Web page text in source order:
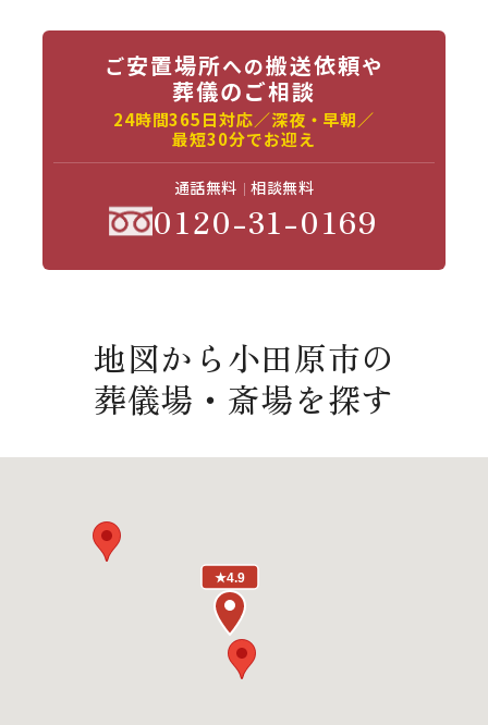
ご安置場所への搬送依頼や
葬儀のご相談
24時間365日対応／深夜・早朝／
最短30分でお迎え
通話無料 相談無料
0120-31-0169
地図から小田原市の
葬儀場・斎場を探す